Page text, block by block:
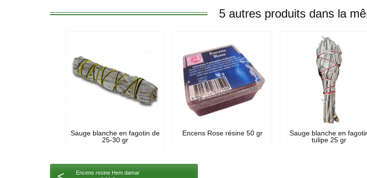
5 autres produits dans la
Sauge blanche en fagotin de
25-30 gr
Encens Rose résine 50 gr
Sauge blanche en
tulipe 25 gr
Encens resine Hem damar